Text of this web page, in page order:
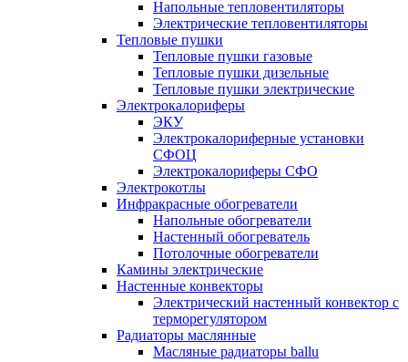
Напольные тепловентиляторы
Электрические тепловентиляторы
Тепловые пушки
Тепловые пушки газовые
Тепловые пушки дизельные
Тепловые пушки электрические
Электрокалориферы
ЭКУ
Электрокалориферные установки
СФОЦ
Электрокалориферы СФО
Электрокотлы
Инфракрасные обогреватели
Напольные обогреватели
Настенный обогреватель
Потолочные обогреватели
Камины электрические
Настенные конвекторы
Электрический настенный конвектор с
терморегулятором
Радиаторы маслянные
Масляные радиаторы ballu